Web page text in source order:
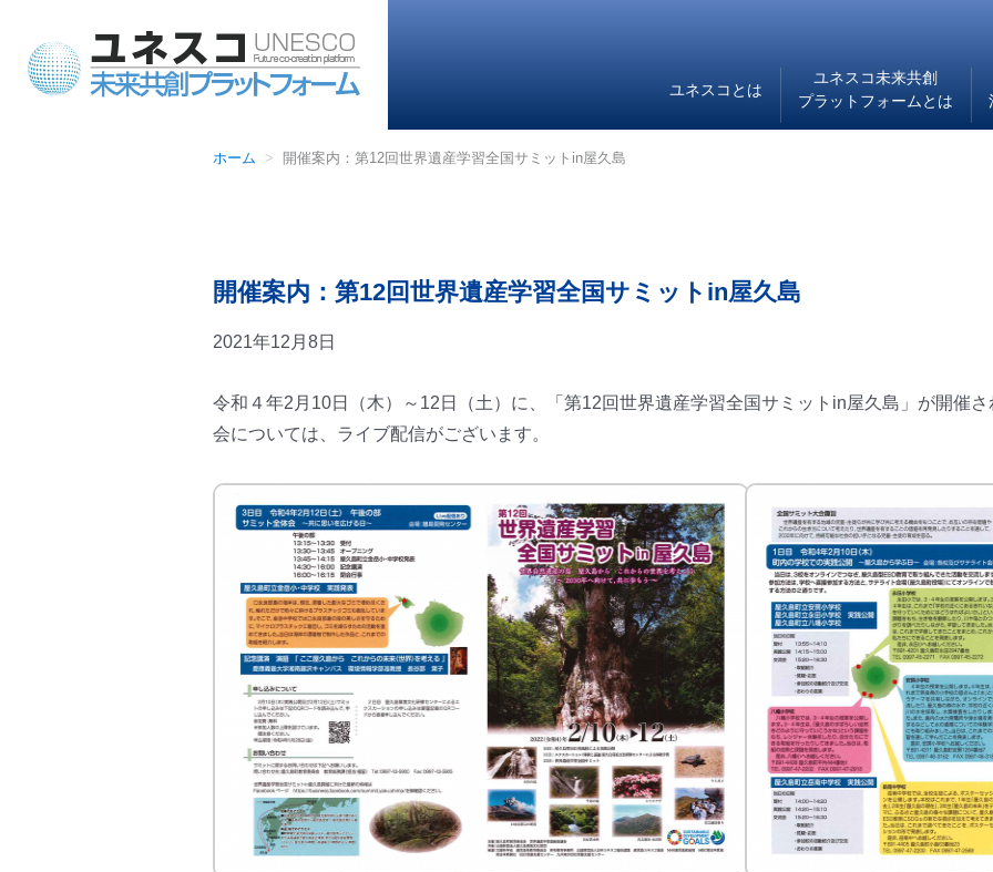
ユネスコとは
ユネスコ未来共創
プラットフォームとは
ホーム 開催案内：第12回世界遺産学習全国サミットin屋久島
開催案内：第12回世界遺産学習全国サミットin屋久島
2021年12月8日
令和４年2月10日（木）～12日（土）に、「第12回世界遺産学習全国サミットin屋久島」が開催
会については、ライブ配信がございます。